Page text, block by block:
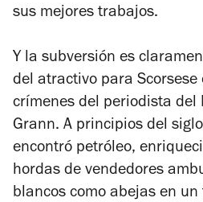
sus mejores trabajos.
Y la subversión es
del atractivo para Scorsese
crímenes del periodista del
Grann. A principios del
encontró petróleo,
hordas de vendedores
blancos como abejas en